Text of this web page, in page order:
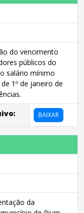
do vencimento
públicos do
salário mínimo
1º de janeiro de
BAIXAR
da